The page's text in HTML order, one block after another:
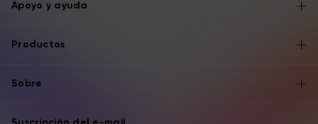
Apoyo y ayuda
Productos
Sobre